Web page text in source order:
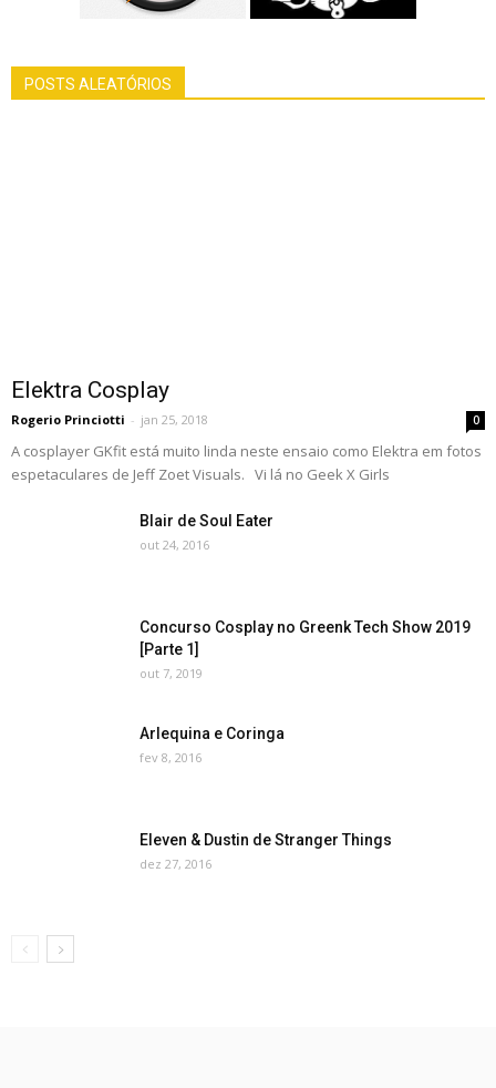
POSTS ALEATÓRIOS
Elektra Cosplay
Rogerio Princiotti - jan 25, 2018 0
A cosplayer GKfit está muito linda neste ensaio como Elektra em fotos
espetaculares de Jeff Zoet Visuals. Vi lá no Geek X Girls
Blair de Soul Eater
out 24, 2016
Concurso Cosplay no Greenk Tech Show 2019
[Parte 1]
out 7, 2019
Arlequina e Coringa
fev 8, 2016
Eleven & Dustin de Stranger Things
dez 27, 2016